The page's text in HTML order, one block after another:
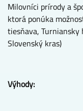
Milovníci prírody a
ktorá ponúka
tiesňava, Turniansky
Slovenský kras)
Výhody: